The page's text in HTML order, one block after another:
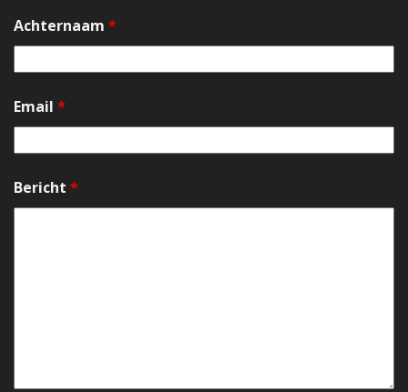
Achternaam *
Email *
Bericht *